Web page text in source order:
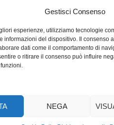
Gestisci Consenso
esperienze, utilizziamo tecnologie
informazioni del dispositivo. Il consenso
dati come il comportamento di
o ritirare il consenso può influire
NEGA
MIGROS TICINO
PERCENTO CULTURALE
MIGROS TICINO